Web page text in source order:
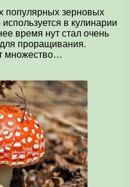
популярных зерновых
в кулинарии
время нут стал очень
проращивания.
множество…